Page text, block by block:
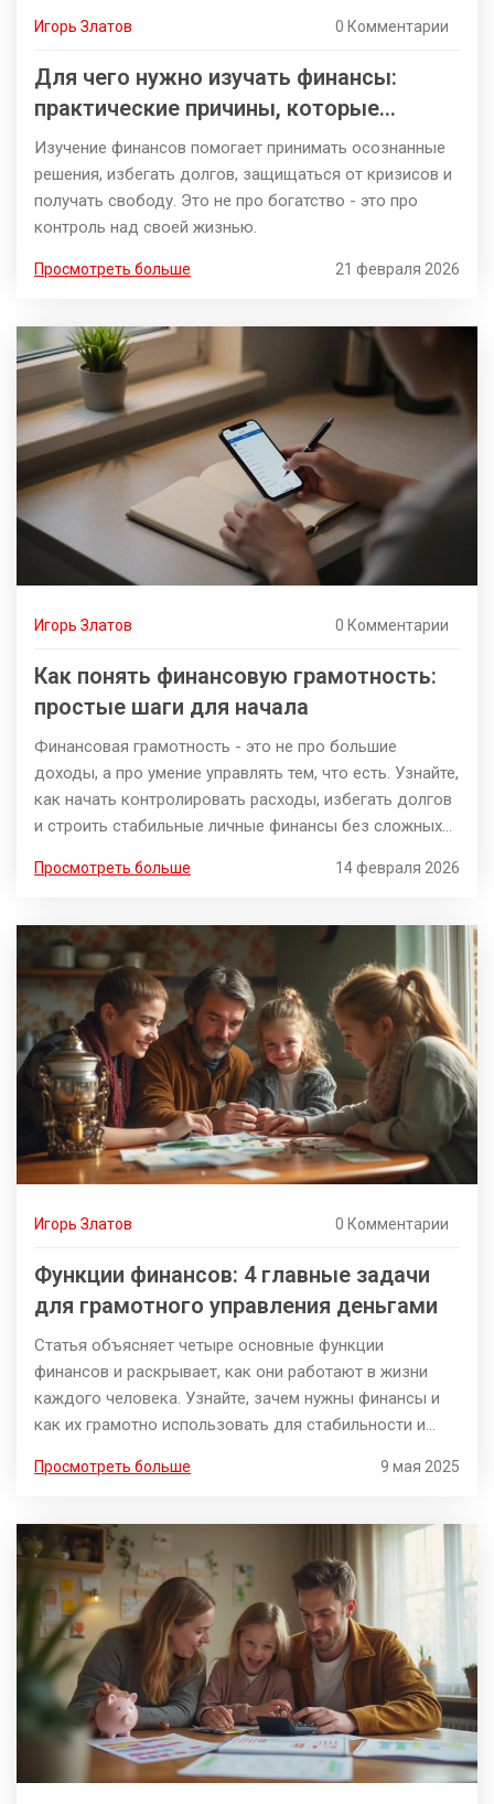
Игорь Златов 0 Комментарии
Для чего нужно изучать финансы:
практические причины, которые
изменят вашу жизнь
Изучение финансов помогает принимать осознанные
решения, избегать долгов, защищаться от кризисов и
получать свободу. Это не про богатство - это про
контроль над своей жизнью.
Просмотреть больше 21 февраля 2026
Игорь Златов 0 Комментарии
Как понять финансовую грамотность:
простые шаги для начала
Финансовая грамотность - это не про большие
доходы, а про умение управлять тем, что есть. Узнайте,
как начать контролировать расходы, избегать долгов
и строить стабильные личные финансы без сложных
Просмотреть больше 14 февраля 2026
Игорь Златов 0 Комментарии
Функции финансов: 4 главные задачи
для грамотного управления деньгами
Статья объясняет четыре основные функции
финансов и раскрывает, как они работают в жизни
каждого человека. Узнайте, зачем нужны финансы и
как их грамотно использовать для стабильности и
практические советы и интересные факты. Читатель
денег. Всё изложено простым и понятным языком, без
лишней теории.
Просмотреть больше 9 мая 2025